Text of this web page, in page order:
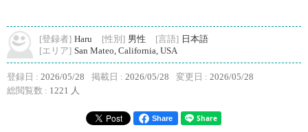
[登録者] Haru [性別] 男性 [言語] 日本語
[エリア] San Mateo, California, USA
登録日 : 2026/05/28 掲載日 : 2026/05/28 変更日 : 2026/05/28
総閲覧数 : 1221 人
Share